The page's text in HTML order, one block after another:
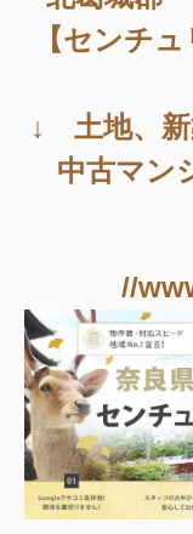
【センチ
↓ 土地、新
中古マン
//